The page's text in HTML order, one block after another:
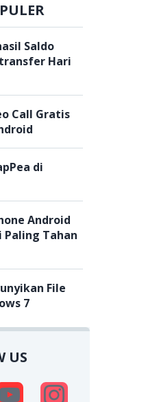
Saldo
Hari
Call Gratis
di
Android
Tahan
File
7
US